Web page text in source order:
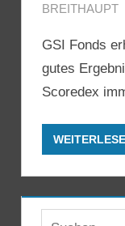
BREITHAUPT
GSI Fonds
gutes
Scoredex